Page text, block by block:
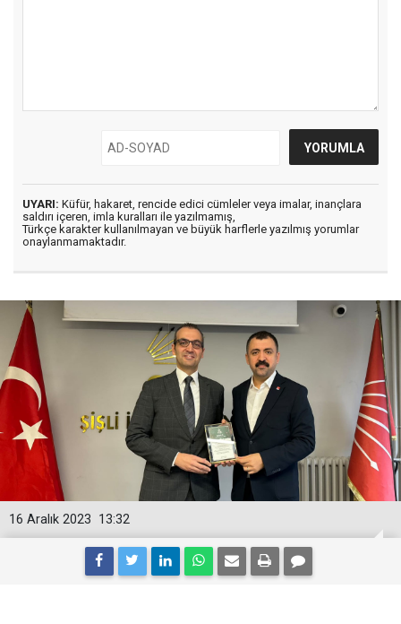
UYARI: Küfür, hakaret, rencide edici cümleler veya imalar, inançlara
saldırı içeren, imla kuralları ile yazılmamış,
Türkçe karakter kullanılmayan ve büyük harflerle yazılmış yorumlar
onaylanmamaktadır.
13:32
16 Aralık 2023